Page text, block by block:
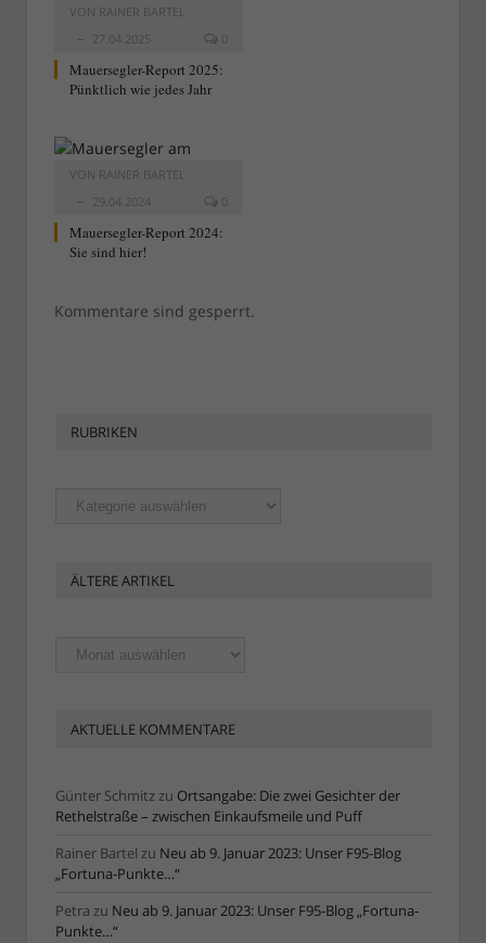
VON RAINER BARTEL
27.04.2025
0
Mauersegler-Report 2025:
Pünktlich wie jedes Jahr
VON RAINER BARTEL
29.04.2024
0
Mauersegler-Report 2024:
Sie sind hier!
Kommentare sind gesperrt.
RUBRIKEN
Rubriken
ÄLTERE ARTIKEL
Ältere
Artikel
AKTUELLE KOMMENTARE
Günter Schmitzzu Ortsangabe: Die zwei Gesichter der
Rethelstraße – zwischen Einkaufsmeile und Puff
Rainer Bartel zu Neu ab 9. Januar 2023: Unser F95-Blog
„Fortuna-Punkte…“
Petra zu Neu ab 9. Januar 2023: Unser F95-Blog „Fortuna-
Punkte…“